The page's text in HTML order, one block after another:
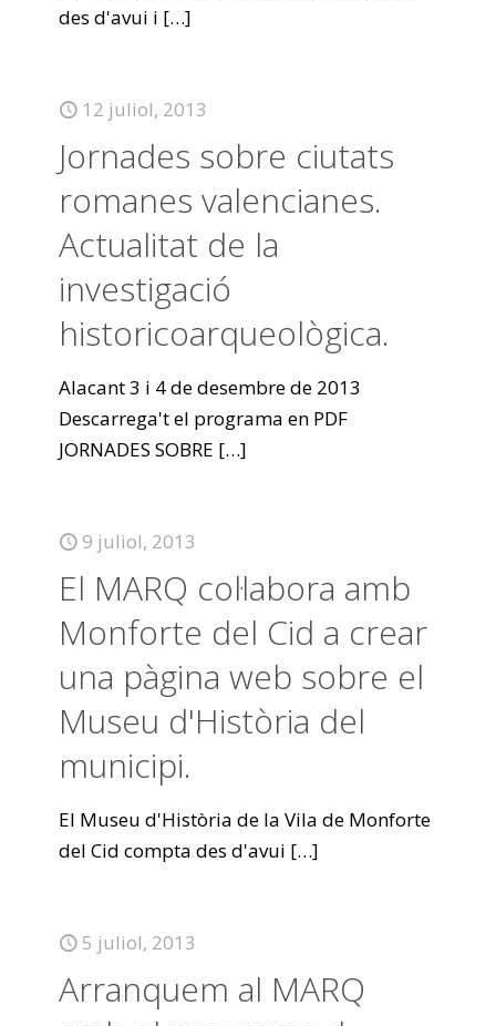
des d'avui i […]
12 juliol, 2013
Jornades sobre ciutats
romanes valencianes.
Actualitat de la
investigació
historicoarqueològica.
Alacant 3 i 4 de desembre de 2013
Descarrega't el programa en PDF
JORNADES SOBRE […]
9 juliol, 2013
El MARQ col·labora amb
Monforte del Cid a crear
una pàgina web sobre el
Museu d'Història del
municipi.
El Museu d'Història de la Vila de Monforte
del Cid compta des d'avui […]
5 juliol, 2013
Arranquem al MARQ